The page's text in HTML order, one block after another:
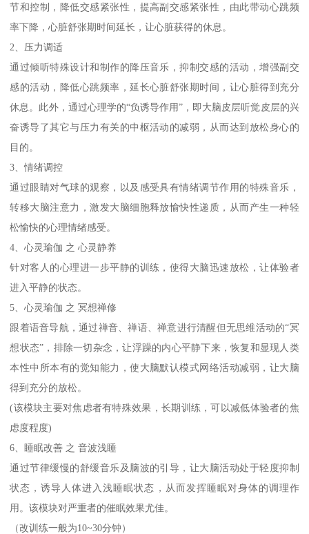
节和控制，降低交感紧张性，提高副交感紧张性，由此带动心跳频
率下降，心脏舒张期时间延长，让心脏获得的休息。
2、压力调适
通过倾听特殊设计和制作的降压音乐，抑制交感的活动，增强副交
感的活动，降低心跳频率，延长心脏舒张期时间，让心脏得到充分
休息。此外，通过心理学的“负诱导作用”，即大脑皮层听觉皮层的兴
奋诱导了其它与压力有关的中枢活动的减弱，从而达到放松身心的
目的。
3、情绪调控
通过眼睛对气球的观察，以及感受具有情绪调节作用的特殊音乐，
转移大脑注意力，激发大脑细胞释放愉快性递质，从而产生一种轻
松愉快的心理情绪感受。
4、心灵瑜伽 之 心灵静养
针对客人的心理进一步平静的训练，使得大脑迅速放松，让体验者
进入平静的状态。
5、心灵瑜伽 之 冥想禅修
跟着语音导航，通过禅音、禅语、禅意进行清醒但无思维活动的“冥
想状态”，排除一切杂念，让浮躁的内心平静下来，恢复和显现人类
本性中所本有的觉知能力，使大脑默认模式网络活动减弱，让大脑
得到充分的放松。
(该模块主要对焦虑者有特殊效果，长期训练，可以减低体验者的焦
虑度程度)
6、睡眠改善 之 音波浅睡
通过节律缓慢的舒缓音乐及脑波的引导，让大脑活动处于轻度抑制
状态，诱导人体进入浅睡眠状态，从而发挥睡眠对身体的调理作
用。该模块对严重者的催眠效果尤佳。
（改训练一般为10~30分钟）